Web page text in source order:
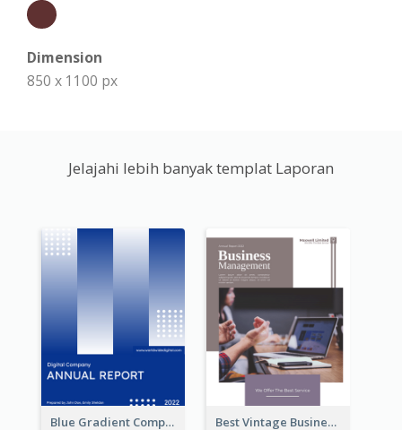
Dimension
850 x 1100 px
Jelajahi lebih banyak templat Laporan
Blue Gradient Company Annual Report Best Vintage Business Report Design Template